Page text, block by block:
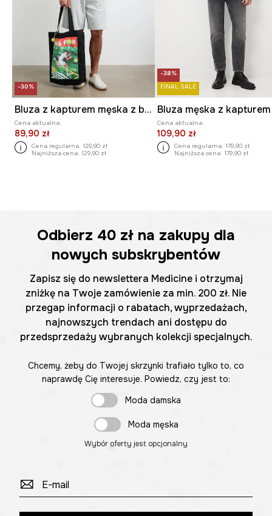
-30%
Bluza z kapturem męska z bawełną
Cena aktualna:
89,90 zł
Cena regularna: 129,90 zł
Najniższa cena: 129,90 zł
-38%
FINAL SALE
Cena aktualna:
109,90 zł
Cena regularna: 179,90 zł
Najniższa cena: 179,90 zł
Odbierz 40 zł na zakupy dla
nowych subskrybentów
Zapisz się do newslettera Medicine i otrzymaj
zniżkę na Twoje zamówienie za min. 200 zł. Nie
przegap informacji o rabatach, wyprzedażach,
najnowszych trendach ani dostępu do
przedsprzedaży wybranych kolekcji specjalnych.
Chcemy, żeby do Twojej skrzynki trafiało tylko to, co
naprawdę Cię interesuje. Powiedz, czy jest to:
Moda damska
Moda męska
Wybór oferty jest opcjonalny